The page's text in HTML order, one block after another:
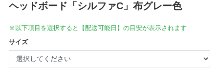
ヘッドボード「シルファC」布グレー色
※以下項目を選択すると【配送可能日】の目安が表示されます
サイズ